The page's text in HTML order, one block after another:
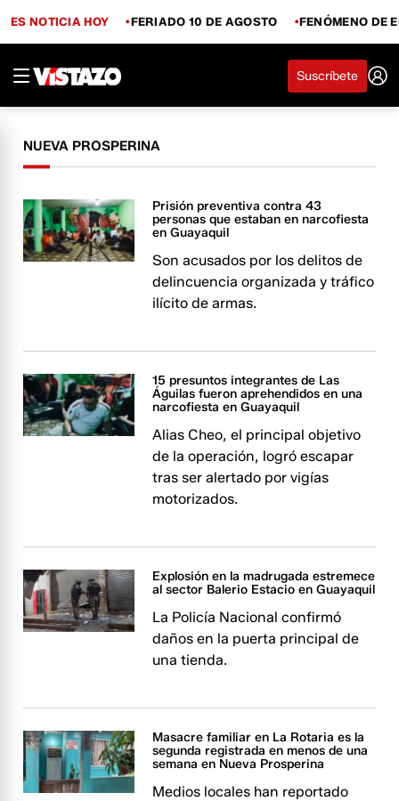
ES NOTICIA HOY FERIADO 10 DE AGOSTO FENÓMENO DE
Suscríbete
NUEVA PROSPERINA
Prisión preventiva contra 43
personas que estaban en narcofiesta
en Guayaquil
Son acusados por los delitos de
delincuencia organizada y tráfico
ilícito de armas.
15 presuntos integrantes de Las
Águilas fueron aprehendidos en una
narcofiesta en Guayaquil
Alias Cheo, el principal objetivo
de la operación, logró escapar
tras ser alertado por vigías
motorizados.
Explosión en la madrugada estremece
al sector Balerio Estacio en Guayaquil
La Policía Nacional confirmó
daños en la puerta principal de
una tienda.
Masacre familiar en La Rotaria es la
segunda registrada en menos de una
semana en Nueva Prosperina
Medios locales han reportado